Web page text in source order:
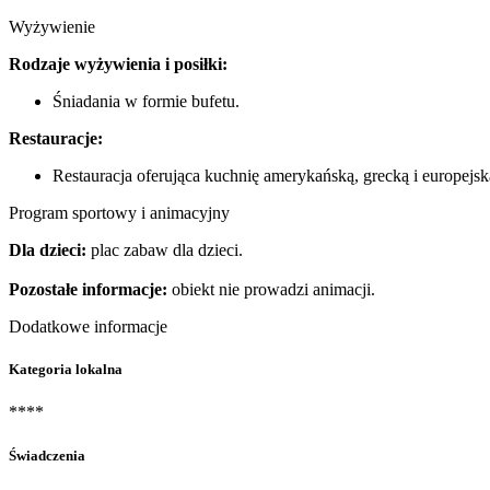
Wyżywienie
Rodzaje wyżywienia i posiłki:
Śniadania w formie bufetu.
Restauracje:
Restauracja oferująca kuchnię amerykańską, grecką i
Program sportowy i animacyjny
Dla dzieci: plac zabaw dla dzieci.
Pozostałe informacje: obiekt nie prowadzi animacji.
Dodatkowe informacje
Kategoria lokalna
****
Świadczenia